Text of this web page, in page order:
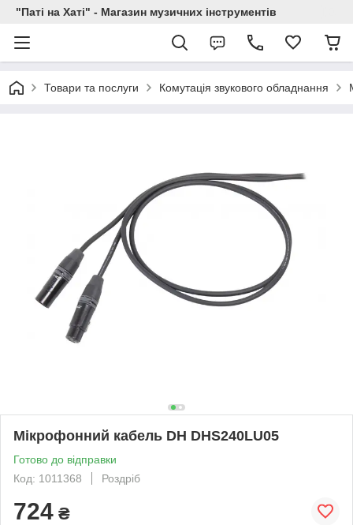
"Паті на Хаті" - Магазин музичних інструментів
Товари та послуги Комутація звукового обладнання
Мікрофонний кабель DH DHS240LU05
Готово до відправки
Код: 1011368
Роздріб
724 ₴